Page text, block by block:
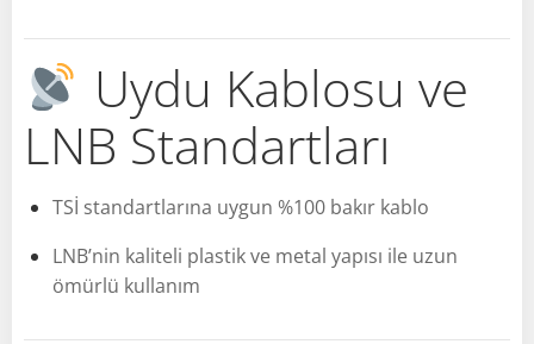
Uydu Kablosu ve
LNB Standartları
TSİ standartlarına uygun %100 bakır kablo
LNB’nin kaliteli plastik ve metal yapısı ile uzun
ömürlü kullanım